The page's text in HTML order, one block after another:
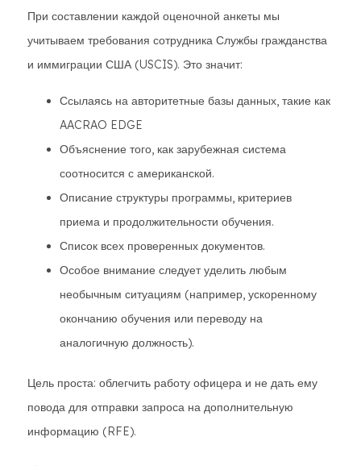
При составлении каждой оценочной анкеты мы
учитываем требования сотрудника Службы гражданства
и иммиграции США (USCIS). Это значит:
Ссылаясь на авторитетные базы данных, такие как
AACRAO EDGE
Объяснение того, как зарубежная система
соотносится с американской.
Описание структуры программы, критериев
приема и продолжительности обучения.
Список всех проверенных документов.
Особое внимание следует уделить любым
необычным ситуациям (например, ускоренному
окончанию обучения или переводу на
аналогичную должность).
Цель проста: облегчить работу офицера и не дать ему
повода для отправки запроса на дополнительную
информацию (RFE).